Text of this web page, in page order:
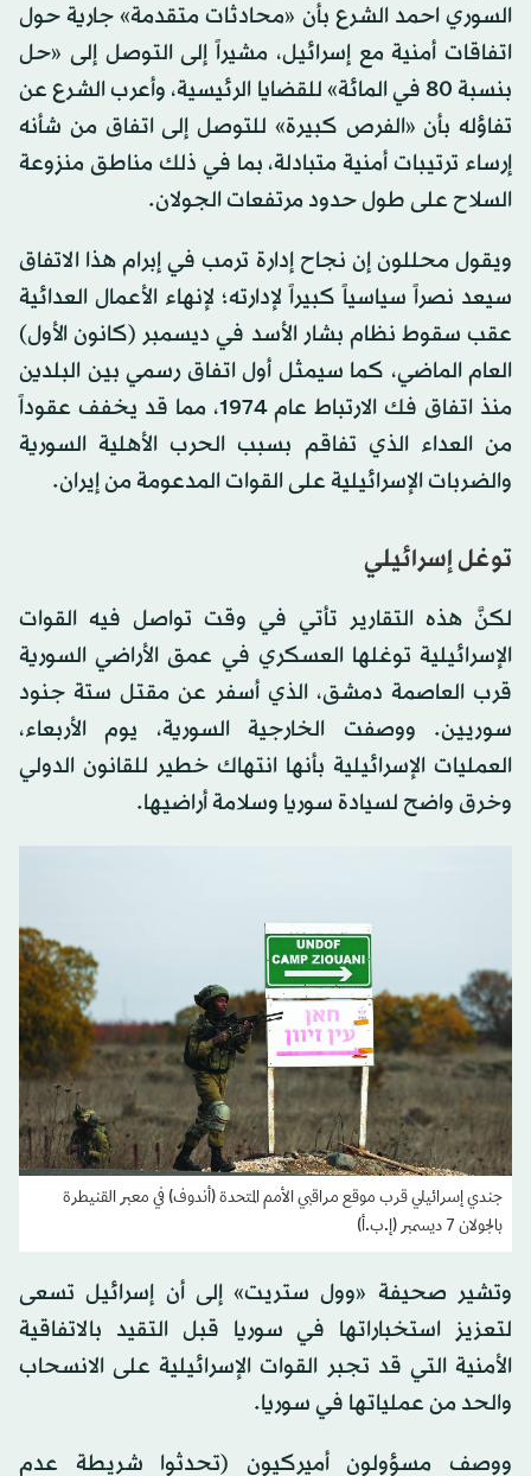
السوري احمد الشرع بأن «محادثات متقدمة» جارية حول
اتفاقات أمنية مع إسرائيل، مشيراً إلى التوصل إلى «حل
بنسبة 80 في المائة» للقضايا الرئيسية، وأعرب الشرع عن
تفاؤله بأن «الفرص كبيرة» للتوصل إلى اتفاق من شأنه
إرساء ترتيبات أمنية متبادلة، بما في ذلك مناطق منزوعة
السلاح على طول حدود مرتفعات الجولان.
ويقول محللون إن نجاح إدارة ترمب في إبرام هذا الاتفاق
سيعد نصراً سياسياً كبيراً لإدارته؛ لإنهاء الأعمال العدائية
عقب سقوط نظام بشار الأسد في ديسمبر (كانون الأول)
العام الماضي، كما سيمثل أول اتفاق رسمي بين البلدين
منذ اتفاق فك الارتباط عام 1974، مما قد يخفف عقوداً
من العداء الذي تفاقم بسبب الحرب الأهلية السورية
والضربات الإسرائيلية على القوات المدعومة من إيران.
توغل إسرائيلي
لكنَّ هذه التقارير تأتي في وقت تواصل فيه القوات
الإسرائيلية توغلها العسكري في عمق الأراضي السورية
قرب العاصمة دمشق، الذي أسفر عن مقتل ستة جنود
سوريين. ووصفت الخارجية السورية، يوم الأربعاء،
العمليات الإسرائيلية بأنها انتهاك خطير للقانون الدولي
وخرق واضح لسيادة سوريا وسلامة أراضيها.
جندي إسرائيلي قرب موقع مراقبي الأمم المتحدة (أندوف) في معبر القنيطرة
بالجولان 7 ديسمبر (إ.ب.أ)
وتشير صحيفة «وول ستريت» إلى أن إسرائيل تسعى
لتعزيز استخباراتها في سوريا قبل التقيد بالاتفاقية
الأمنية التي قد تجبر القوات الإسرائيلية على الانسحاب
والحد من عملياتها في سوريا.
ووصف مسؤولون أميركيون (تحدثوا شريطة عدم